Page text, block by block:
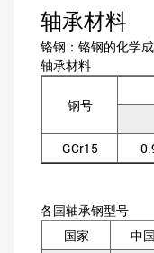
轴承材料
铬钢：铬钢的化学
轴承材料
钢号
GCr15
各国轴承钢型号
国家
中国